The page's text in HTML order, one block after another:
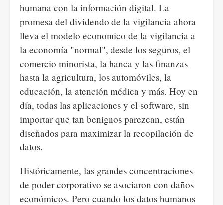
humana con la información digital. La
promesa del dividendo de la vigilancia ahora
lleva el modelo economico de la vigilancia a
la economía "normal", desde los seguros, el
comercio minorista, la banca y las finanzas
hasta la agricultura, los automóviles, la
educación, la atención médica y más. Hoy en
día, todas las aplicaciones y el software, sin
importar que tan benignos parezcan, están
diseñados para maximizar la recopilación de
datos.
Históricamente, las grandes concentraciones
de poder corporativo se asociaron con daños
económicos. Pero cuando los datos humanos